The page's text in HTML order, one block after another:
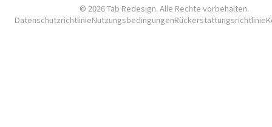
© 2026 Tab Redesign. Alle Rechte vorbehalten.
DatenschutzrichtlinieNutzungsbedingungenRückerstattungsrichtlinie